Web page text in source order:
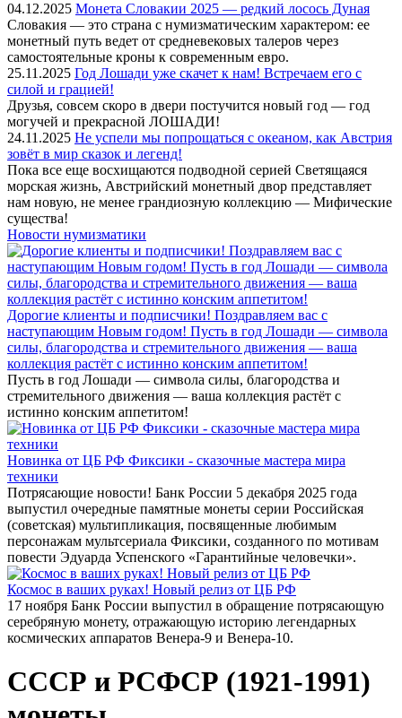
04.12.2025 Монета Словакии 2025 — редкий лосось Дуная
Словакия — это страна с нумизматическим характером: ее
монетный путь ведет от средневековых талеров через
самостоятельные кроны к современным евро.
25.11.2025 Год Лошади уже скачет к нам! Встречаем его с
силой и грацией!
Друзья, совсем скоро в двери постучится новый год — год
могучей и прекрасной ЛОШАДИ!
24.11.2025 Не успели мы попрощаться с океаном, как Австрия
зовёт в мир сказок и легенд!
Пока все еще восхищаются подводной серией Светящаяся
морская жизнь, Австрийский монетный двор представляет
нам новую, не менее грандиозную коллекцию — Мифические
существа!
Новости нумизматики
Дорогие клиенты и подписчики! Поздравляем вас с
наступающим Новым годом! Пусть в год Лошади — символа
силы, благородства и стремительного движения — ваша
коллекция растёт с истинно конским аппетитом!
Пусть в год Лошади — символа силы, благородства и
стремительного движения — ваша коллекция растёт с
истинно конским аппетитом!
Новинка от ЦБ РФ Фиксики - сказочные мастера мира
техники
Потрясающие новости! Банк России 5 декабря 2025 года
выпустил очередные памятные монеты серии Российская
(советская) мультипликация, посвященные любимым
персонажам мультсериала Фиксики, созданного по мотивам
повести Эдуарда Успенского «Гарантийные человечки».
Космос в ваших руках! Новый релиз от ЦБ РФ
17 ноября Банк России выпустил в обращение потрясающую
серебряную монету, отражающую историю легендарных
космических аппаратов Венера-9 и Венера-10.
СССР и РСФСР (1921-1991)